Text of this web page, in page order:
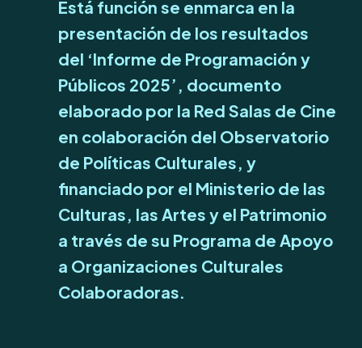
Está función se enmarca en la
presentación de los resultados
del ‘Informe de Programación y
Públicos 2025’, documento
elaborado por la Red Salas de Cine
en colaboración del Observatorio
de Políticas Culturales, y
financiado por el Ministerio de las
Culturas, las Artes y el Patrimonio
a través de su Programa de Apoyo
a Organizaciones Culturales
Colaboradoras.